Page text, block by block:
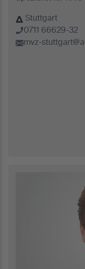
Stuttgart
0711 66629-32
mvz-